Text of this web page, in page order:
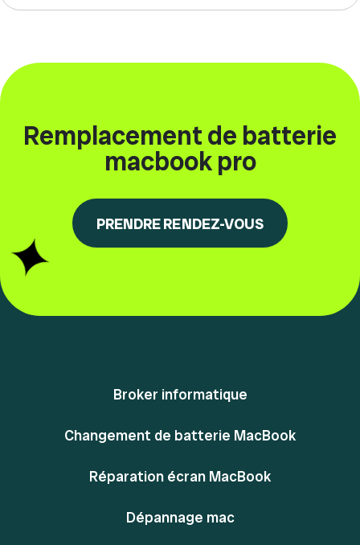
Remplacement de batterie
macbook pro
PRENDRE RENDEZ-VOUS
Broker informatique
Changement de batterie MacBook
Réparation écran MacBook
Dépannage mac